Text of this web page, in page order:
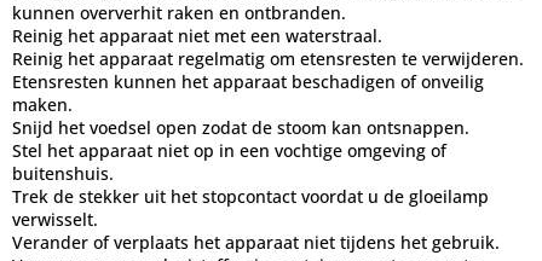
kunnen oververhit raken en ontbranden.
Reinig het apparaat niet met een waterstraal.
Reinig het apparaat regelmatig om etensresten te verwijderen.
Etensresten kunnen het apparaat beschadigen of onveilig
maken.
Snijd het voedsel open zodat de stoom kan ontsnappen.
Stel het apparaat niet op in een vochtige omgeving of
buitenshuis.
Trek de stekker uit het stopcontact voordat u de gloeilamp
verwisselt.
Verander of verplaats het apparaat niet tijdens het gebruik.